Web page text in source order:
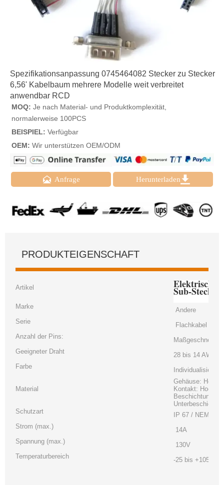
Spezifikationsanpassung 0745464082 Stecker zu Stecker
6,56' Kabelbaum mehrere Modelle weit verbreitet
anwendbar RCD
MOQ: Je nach Material- und Produktkomplexität,
normalerweise 100PCS
BEISPIEL: Verfügbar
OEM: Wir unterstützen OEM/ODM
 Anfrage Herunterladen 
PRODUKTEIGENSCHAFT
Artikel Elektrischer
Sub-Stecker
Marke
Andere
Serie
Flachkabel
Anzahl der Pins:
Maßgeschneidert
Geeigneter Draht
28 bis 14 AWG
Farbe
Individualisiert
Material
Gehäuse:
Kontakt:
Beschichtung:
Schutzart
IP 67 / NEMA 6P
Strom (max.)
14A
Spannung (max.)
130V
Temperaturbereich
-25 bis +105°C